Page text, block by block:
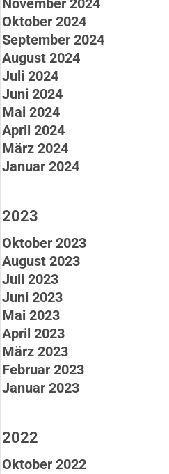
November 2024
Oktober 2024
September 2024
August 2024
Juli 2024
Juni 2024
Mai 2024
April 2024
März 2024
Januar 2024
2023
Oktober 2023
August 2023
Juli 2023
Juni 2023
Mai 2023
April 2023
März 2023
Februar 2023
Januar 2023
2022
Oktober 2022